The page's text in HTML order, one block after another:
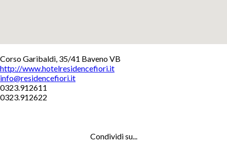
+
−
Corso Garibaldi, 35/41 Baveno VB
http://www.hotelresidencefiori.it
info@residencefiori.it
0323.912611
0323.912622
Condividi su...